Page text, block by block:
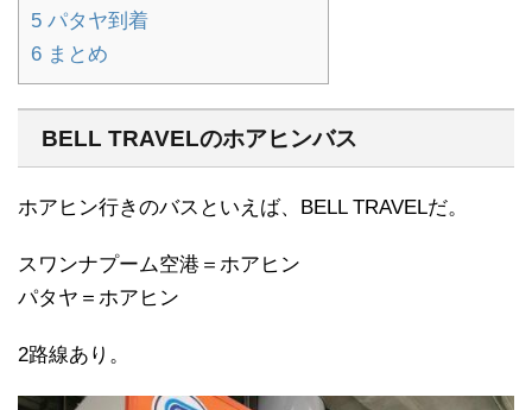
5 パタヤ到着
6 まとめ
BELL TRAVELのホアヒンバス
ホアヒン行きのバスといえば、BELL TRAVELだ。
スワンナプーム空港＝ホアヒン
パタヤ＝ホアヒン
2路線あり。